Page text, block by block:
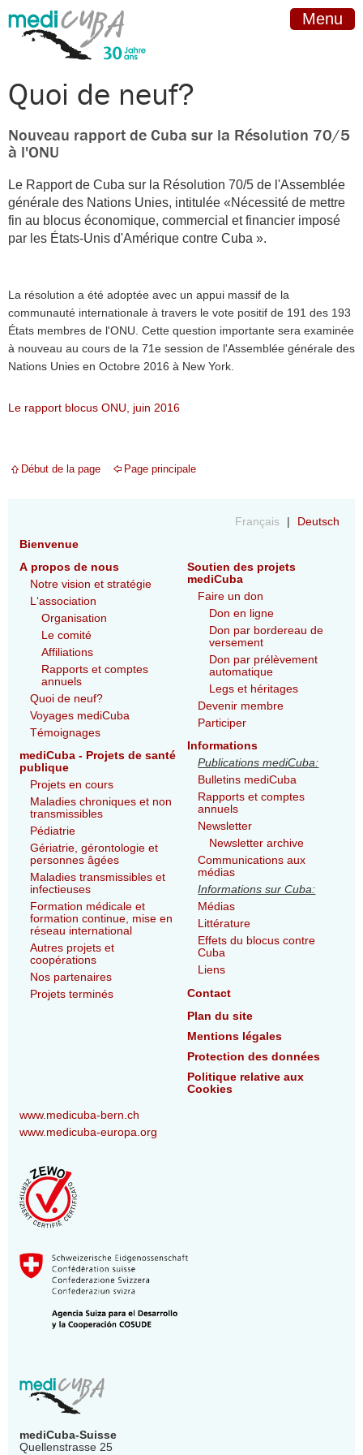
Menu
Quoi de neuf?
Nouveau rapport de Cuba sur la Résolution 70/5
à l'ONU
Le Rapport de Cuba sur la Résolution 70/5 de l'Assemblée
générale des Nations Unies, intitulée «Nécessité de mettre
fin au blocus économique, commercial et financier imposé
par les États-Unis d'Amérique contre Cuba ».
La résolution a été adoptée avec un appui massif de la
communauté internationale à travers le vote positif de 191 des 193
États membres de l'ONU. Cette question importante sera examinée
à nouveau au cours de la 71e session de l'Assemblée générale des
Nations Unies en Octobre 2016 à New York.
Le rapport blocus ONU, juin 2016
Début de la page Page principale
Français
Deutsch
Bienvenue
A propos de nous
Notre vision et stratégie
L‘association
Organisation
Le comité
Affiliations
Rapports et comptes
annuels
Quoi de neuf?
Voyages mediCuba
Témoignages
mediCuba - Projets de santé
publique
Projets en cours
Maladies chroniques et non
transmissibles
Pédiatrie
Gériatrie, gérontologie et
personnes âgées
Maladies transmissibles et
infectieuses
Formation médicale et
formation continue, mise en
réseau international
Autres projets et
coopérations
Nos partenaires
Projets terminés
Soutien des projets
mediCuba
Faire un don
Don en ligne
Don par bordereau de
versement
Don par prélèvement
automatique
Legs et héritages
Devenir membre
Participer
Informations
Publications mediCuba:
Bulletins mediCuba
Rapports et comptes
annuels
Newsletter
Newsletter archive
Communications aux
médias
Informations sur Cuba:
Médias
Littérature
Effets du blocus contre
Cuba
Liens
Contact
Plan du site
Mentions légales
Protection des données
Politique relative aux
Cookies
www.medicuba-bern.ch
www.medicuba-europa.org
mediCuba-Suisse
Quellenstrasse 25